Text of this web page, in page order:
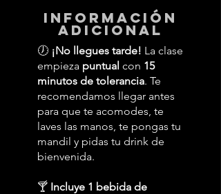
información
adicional
🕖 ¡No llegues tarde! La clase
empieza puntual con 15
minutos de tolerancia. Te
recomendamos llegar antes
para que te acomodes, te
laves las manos, te pongas tu
mandil y pidas tu drink de
bienvenida.
🍸 Incluye 1 bebida de